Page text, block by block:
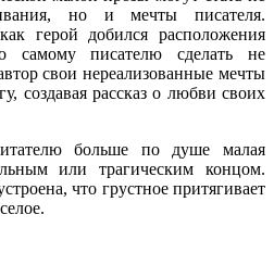
но и мечты писателя.
герой добился расположения
писателю сделать не
свои нереализованные мечты
создавая рассказ о любви своих
больше по душе малая
или трагическим концом.
что грустное притягивает